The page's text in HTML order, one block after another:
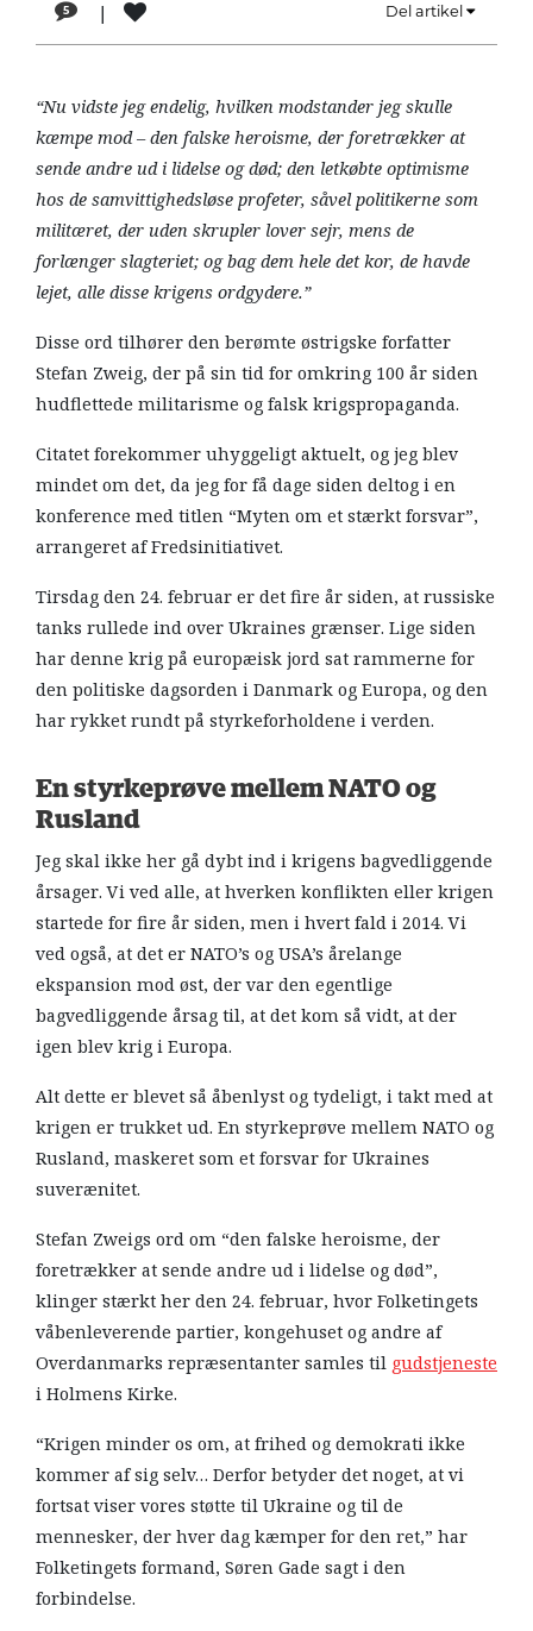
OM
ARBEJDEREN
5 | Del artikel
“Nu vidste jeg endelig, hvilken modstander jeg skulle
kæmpe mod – den falske heroisme, der foretrækker at
sende andre ud i lidelse og død; den letkøbte optimisme
hos de samvittighedsløse profeter, såvel politikerne som
militæret, der uden skrupler lover sejr, mens de
forlænger slagteriet; og bag dem hele det kor, de havde
lejet, alle disse krigens ordgydere.”
Disse ord tilhører den berømte østrigske forfatter
Stefan Zweig, der på sin tid for omkring 100 år siden
hudflettede militarisme og falsk krigspropaganda.
Citatet forekommer uhyggeligt aktuelt, og jeg blev
mindet om det, da jeg for få dage siden deltog i en
konference med titlen “Myten om et stærkt forsvar”,
arrangeret af Fredsinitiativet.
Tirsdag den 24. februar er det fire år siden, at russiske
tanks rullede ind over Ukraines grænser. Lige siden
har denne krig på europæisk jord sat rammerne for
den politiske dagsorden i Danmark og Europa, og den
har rykket rundt på styrkeforholdene i verden.
En styrkeprøve mellem NATO og
Rusland
Jeg skal ikke her gå dybt ind i krigens bagvedliggende
årsager. Vi ved alle, at hverken konflikten eller krigen
startede for fire år siden, men i hvert fald i 2014. Vi
ved også, at det er NATO’s og USA’s årelange
ekspansion mod øst, der var den egentlige
bagvedliggende årsag til, at det kom så vidt, at der
igen blev krig i Europa.
Alt dette er blevet så åbenlyst og tydeligt, i takt med at
krigen er trukket ud. En styrkeprøve mellem NATO og
Rusland, maskeret som et forsvar for Ukraines
suverænitet.
Stefan Zweigs ord om “den falske heroisme, der
foretrækker at sende andre ud i lidelse og død”,
klinger stærkt her den 24. februar, hvor Folketingets
våbenleverende partier, kongehuset og andre af
Overdanmarks repræsentanter samles til gudstjeneste
i Holmens Kirke.
“Krigen minder os om, at frihed og demokrati ikke
kommer af sig selv… Derfor betyder det noget, at vi
fortsat viser vores støtte til Ukraine og til de
mennesker, der hver dag kæmper for den ret,” har
Folketingets formand, Søren Gade sagt i den
forbindelse.